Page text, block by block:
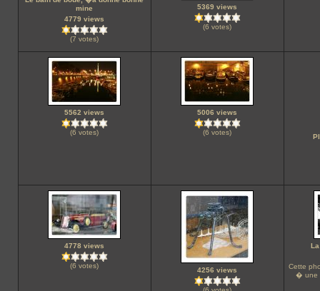
mine
4779 views
(7 votes)
5369 views
(6 votes)
5562 views
(6 votes)
5006 views
(6 votes)
4778 views
(6 votes)
4256 views
Cette
� une